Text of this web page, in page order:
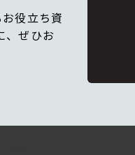
役立ち資
、ぜひお